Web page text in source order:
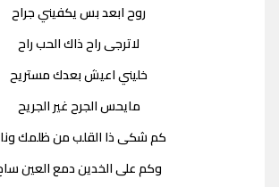
روح ابعد بس يكفيني جراح
لاترجى راح ذاك الحب راح
خليني اعيش بعدك مستريح
مايحس الجرح غير الجريح
كم شكى ذا القلب من ظلمك
وكم على الخدين دمع العين